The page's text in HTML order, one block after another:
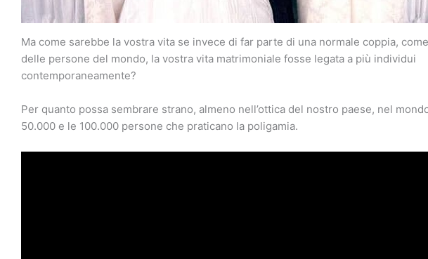
Ma come sarebbe la vostra vita se invece di far parte di una normale coppia,
delle persone del mondo, la vostra vita matrimoniale fosse legata a più individui
contemporaneamente?
Per quanto possa sembrare strano, almeno nell’ottica del nostro paese, nel
50.000 e le 100.000 persone che praticano la poligamia.